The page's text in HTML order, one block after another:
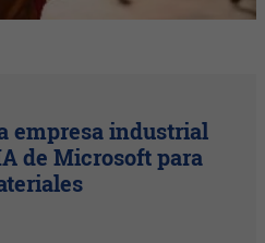
empresa industrial
de Microsoft para